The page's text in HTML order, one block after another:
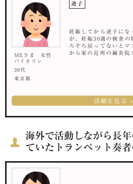
MEさま 女性
バイオリン
30代
東京都
逆子
妊娠してから逆子にな
が、妊娠30週の検査
ろそろ戻ってないとマ
から家の近所の鍼灸院
詳細を見る »
海外で活動しながら長
ていたトランペット奏